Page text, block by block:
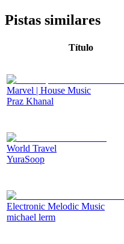
Pistas similares
Título
Marvel | House Music
Praz Khanal
World Travel
YuraSoop
Electronic Melodic Music
michael lerm